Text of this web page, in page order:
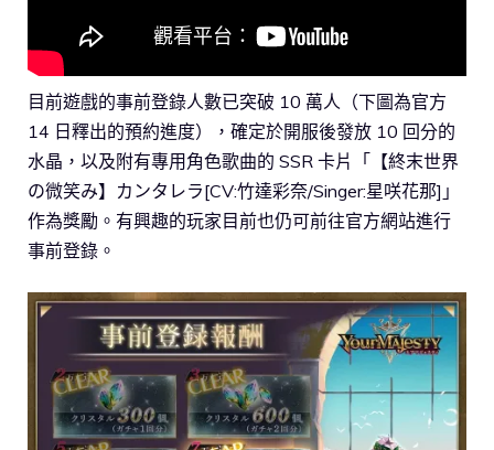
目前遊戲的事前登錄人數已突破 10 萬人（下圖為官方
14 日釋出的預約進度），確定於開服後發放 10 回分的
水晶，以及附有專用角色歌曲的 SSR 卡片「【終末世界
の微笑み】カンタレラ[CV:竹達彩奈/Singer:星咲花那]」
作為獎勵。有興趣的玩家目前也仍可前往官方網站進行
事前登錄。